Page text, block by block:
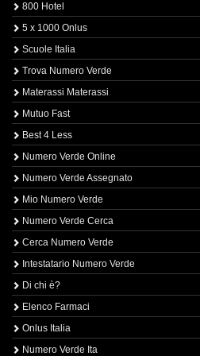
800 Hotel
5 x 1000 Onlus
Scuole Italia
Trova Numero Verde
Materassi Materassi
Mutuo Fast
Best 4 Less
Numero Verde Online
Numero Verde Assegnato
Mio Numero Verde
Numero Verde Cerca
Cerca Numero Verde
Intestatario Numero Verde
Di chi è?
Elenco Farmaci
Onlus Italia
Numero Verde Ita